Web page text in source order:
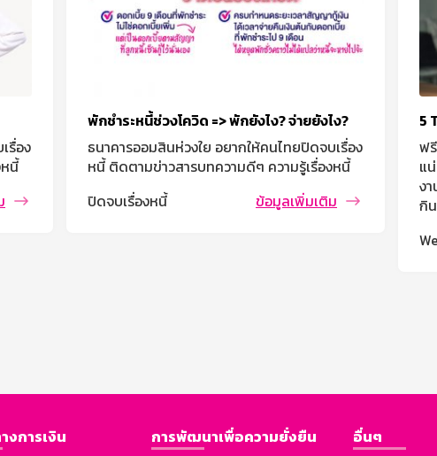
รื่อง
นี้
พักชำระหนี้ช่วงโควิด => พักยังไง? จ่ายยังไง?
ธนาคารออมสินห่วงใย อยากให้คนไทยปิดจบเรื่อง
หนี้ ติดตามข่าวสารบทความดีๆ ความรู้เรื่องหนี้
ปิดจบเรื่องหนี้
ข้อมูลเพิ่มเติม
5
ฟ
แ
ง
กิ
งการเงิน
การพัฒนาเพื่อความยั่งยืน
อื่นๆ